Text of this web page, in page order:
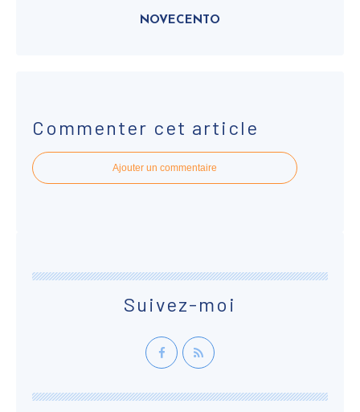
NOVECENTO
Commenter cet article
Ajouter un commentaire
Suivez-moi